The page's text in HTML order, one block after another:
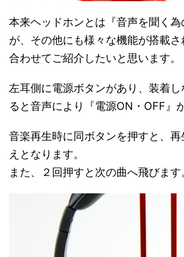
本来ヘッドホンとは『音声を聞く
が、その他にも様々な機能が搭載さ
合わせてご紹介したいと思います。
左耳側に電源ボタンがあり、装着
ると音声により『電源ON・OFF』
音楽再生時に同ボタンを押すと、
えとなります。
また、２回押すと次の曲へ飛びます